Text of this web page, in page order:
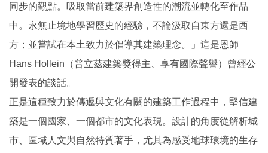
同步的觀點。吸取當前建築界創造性的潮流並轉化至作品
中。永無止境地學習歷史的經驗，不論汲取自東方還是西
方；並嘗試在本土致力於倡導其建築理念。」這是恩師
Hans Hollein（普立茲建築獎得主、享有國際聲譽）曾經公
開發表的談話。
正是這種致力於傳遞與文化有關的建築工作過程中，堅信建
築是一個國家、一個都市的文化表現。設計的角度從解析城
市、區域人文與自然特質著手，尤其為感受地球環境的生存